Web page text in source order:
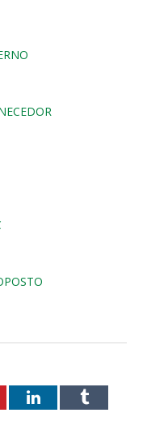
LinkedInTumblr